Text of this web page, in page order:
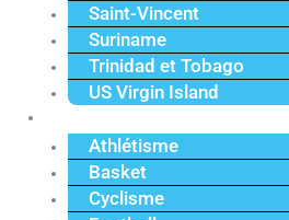
Saint-Vincent
Suriname
Trinidad et Tobago
US Virgin Island
Athlétisme
Basket
Cyclisme